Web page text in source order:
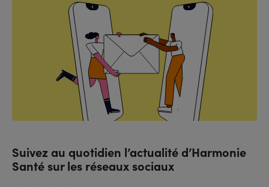
Suivez au quotidien l’actualité d’Harmonie
Santé sur les réseaux sociaux